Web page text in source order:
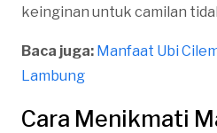
keinginan untuk camilan
Baca juga: Manfaat Ubi
Lambung
Cara Menikmati